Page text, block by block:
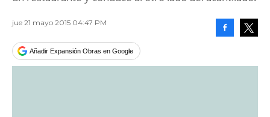
jue 21 mayo 2015 04:47 PM
Añadir Expansión Obras en Google